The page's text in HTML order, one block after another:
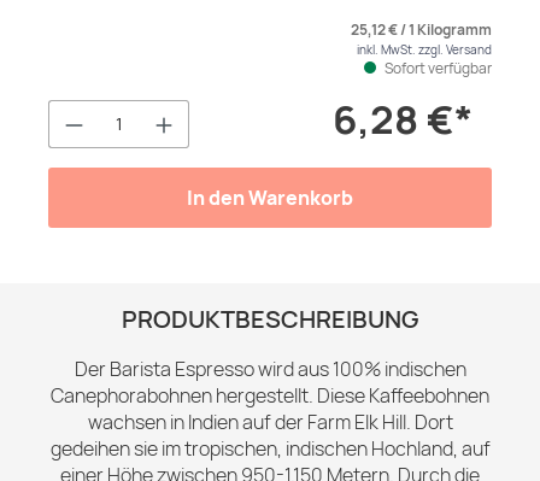
Produkt Anzahl: Gib den6,28 €*
25,12 € / 1 Kilogramm
inkl. MwSt. zzgl. Versand
Sofort verfügbar
In den Warenkorb
PRODUKTBESCHREIBUNG
Der Barista Espresso wird aus 100% indischen
Canephorabohnen hergestellt. Diese Kaffeebohnen
wachsen in Indien auf der Farm Elk Hill. Dort
gedeihen sie im tropischen, indischen Hochland, auf
einer Höhe zwischen 950-1.150 Metern. Durch die